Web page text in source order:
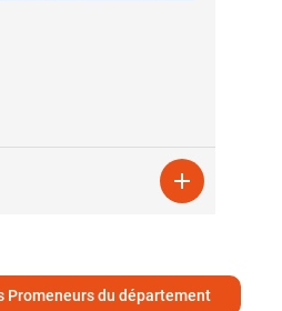

Promeneurs du département